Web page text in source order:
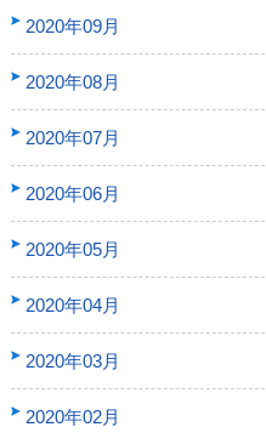
2020年09月
2020年08月
2020年07月
2020年06月
2020年05月
2020年04月
2020年03月
2020年02月